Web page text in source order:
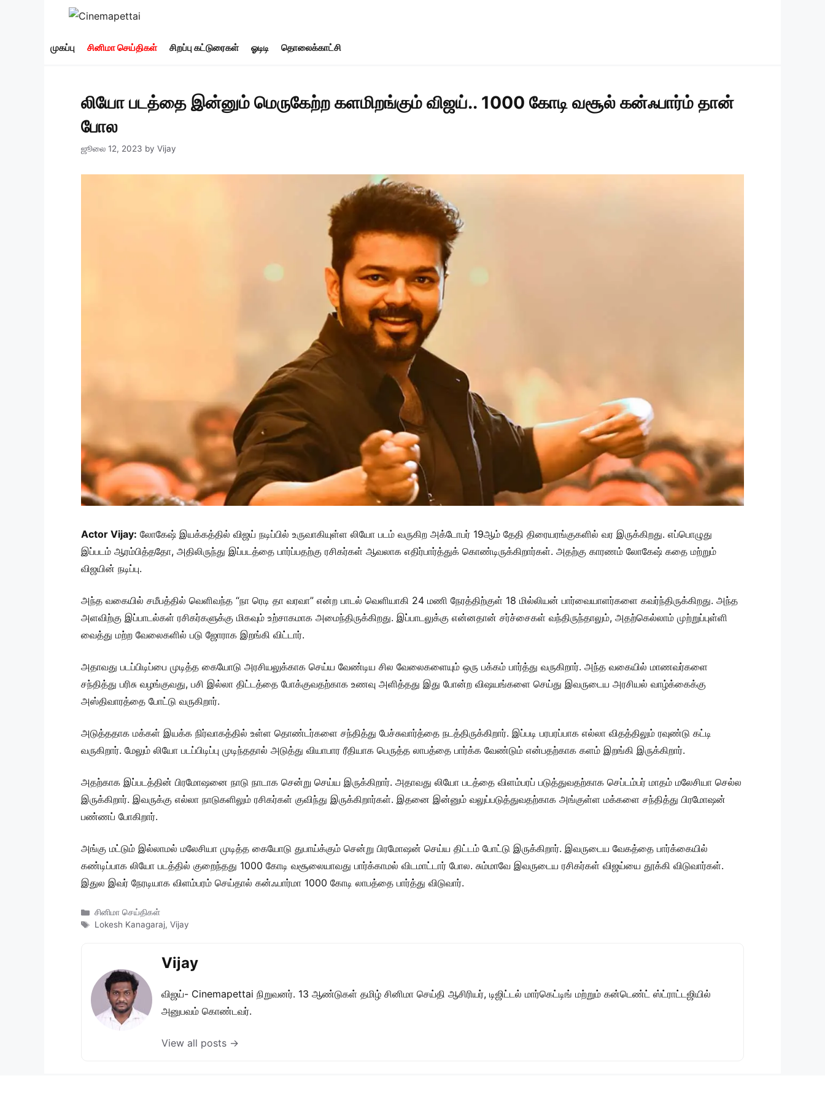
முகப்பு சினிமா செய்திகள் சிறப்பு கட்டுரைகள் ஓடிடி தொலைக்காட்சி
லியோ படத்தை இன்னும் மெருகேற்ற களமிறங்கும் விஜய்.. 1000 கோடி வசூல் கன்ஃபார்ம் தான்
போல
ஜூலை 12, 2023 by Vijay
Actor Vijay: லோகேஷ் இயக்கத்தில் விஜய் நடிப்பில் உருவாகியுள்ள லியோ படம் வருகிற அக்டோபர் 19ஆம் தேதி திரையரங்குகளில் வர இருக்கிறது. எப்பொழுது
இப்படம் ஆரம்பித்ததோ, அதிலிருந்து இப்படத்தை பார்ப்பதற்கு ரசிகர்கள் ஆவலாக எதிர்பார்த்துக் கொண்டிருக்கிறார்கள். அதற்கு காரணம் லோகேஷ் கதை மற்றும்
விஜயின் நடிப்பு.
அந்த வகையில் சமீபத்தில் வெளிவந்த “நா ரெடி தா வரவா” என்ற பாடல் வெளியாகி 24 மணி நேரத்திற்குள் 18 மில்லியன் பார்வையாளர்களை கவர்ந்திருக்கிறது. அந்த
அளவிற்கு இப்பாடல்கள் ரசிகர்களுக்கு மிகவும் உற்சாகமாக அமைந்திருக்கிறது. இப்பாடலுக்கு என்னதான் சர்ச்சைகள் வந்திருந்தாலும், அதற்கெல்லாம் முற்றுப்புள்ளி
வைத்து மற்ற வேலைகளில் படு ஜோராக இறங்கி விட்டார்.
அதாவது படப்பிடிப்பை முடித்த கையோடு அரசியலுக்காக செய்ய வேண்டிய சில வேலைகளையும் ஒரு பக்கம் பார்த்து வருகிறார். அந்த வகையில் மாணவர்களை
சந்தித்து பரிசு வழங்குவது, பசி இல்லா திட்டத்தை போக்குவதற்காக உணவு அளித்தது இது போன்ற விஷயங்களை செய்து இவருடைய அரசியல் வாழ்க்கைக்கு
அஸ்திவாரத்தை போட்டு வருகிறார்.
அடுத்ததாக மக்கள் இயக்க நிர்வாகத்தில் உள்ள தொண்டர்களை சந்தித்து பேச்சுவார்த்தை நடத்திருக்கிறார். இப்படி பரபரப்பாக எல்லா விதத்திலும் ரவுண்டு கட்டி
வருகிறார். மேலும் லியோ படப்பிடிப்பு முடிந்ததால் அடுத்து வியாபார ரீதியாக பெருத்த லாபத்தை பார்க்க வேண்டும் என்பதற்காக களம் இறங்கி இருக்கிறார்.
அதற்காக இப்படத்தின் பிரமோஷனை நாடு நாடாக சென்று செய்ய இருக்கிறார். அதாவது லியோ படத்தை விளம்பரப் படுத்துவதற்காக செப்டம்பர் மாதம் மலேசியா செல்ல
இருக்கிறார். இவருக்கு எல்லா நாடுகளிலும் ரசிகர்கள் குவிந்து இருக்கிறார்கள். இதனை இன்னும் வலுப்படுத்துவதற்காக அங்குள்ள மக்களை சந்தித்து பிரமோஷன்
பண்ணப் போகிறார்.
அங்கு மட்டும் இல்லாமல் மலேசியா முடித்த கையோடு துபாய்க்கும் சென்று பிரமோஷன் செய்ய திட்டம் போட்டு இருக்கிறார். இவருடைய வேகத்தை பார்க்கையில்
கண்டிப்பாக லியோ படத்தில் குறைந்தது 1000 கோடி வசூலையாவது பார்க்காமல் விடமாட்டார் போல. சும்மாவே இவருடைய ரசிகர்கள் விஜய்யை தூக்கி விடுவார்கள்.
இதுல இவர் நேரடியாக விளம்பரம் செய்தால் கன்ஃபார்மா 1000 கோடி லாபத்தை பார்த்து விடுவார்.
Categories
சினிமா செய்திகள்
Tags
Lokesh Kanagaraj, Vijay
Vijay
விஜய்- Cinemapettai நிறுவனர். 13 ஆண்டுகள் தமிழ் சினிமா செய்தி ஆசிரியர், டிஜிட்டல் மார்கெட்டிங் மற்றும் கன்டெண்ட் ஸ்ட்ராட்டஜியில்
அனுபவம் கொண்டவர்.
View all posts →